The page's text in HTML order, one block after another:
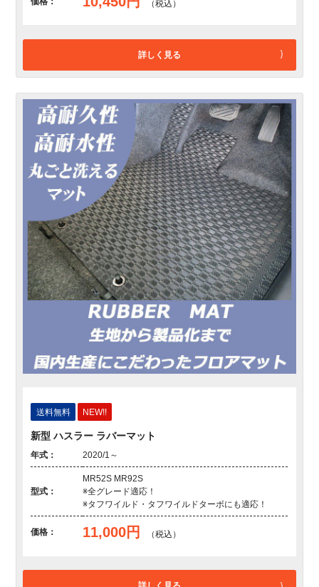
（税込）
詳しく見る
送料無料 NEW!!
新型 ハスラー ラバーマット
年式： 2020/1～
型式：
MR52S MR92S
※全グレード適応！
※タフワイルド・タフワイルドターボにも適応！
価格： 11,000円 （税込）